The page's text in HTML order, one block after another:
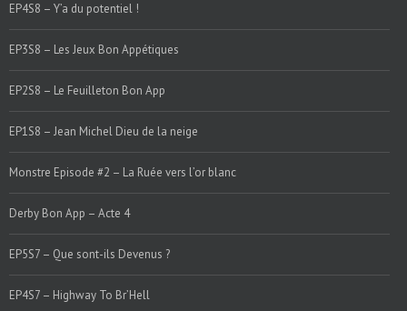
EP4S8 – Y’a du potentiel !
EP3S8 – Les Jeux Bon Appétiques
EP2S8 – Le Feuilleton Bon App
EP1S8 – Jean Michel Dieu de la neige
Monstre Episode #2 – La Ruée vers l’or blanc
Derby Bon App – Acte 4
EP5S7 – Que sont-ils Devenus ?
EP4S7 – Highway To Br’Hell